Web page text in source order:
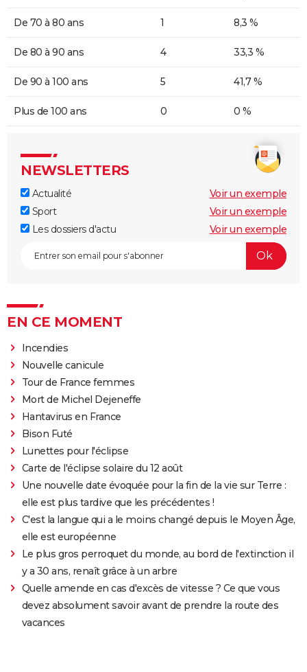
De 70 à 80 ans 1 8,3 %
De 80 à 90 ans 4 33,3 %
De 90 à 100 ans 5 41,7 %
Plus de 100 ans 0 0 %
NEWSLETTERS
Actualité
Voir un exemple
Sport
Voir un exemple
Les dossiers d'actu
Voir un exemple
EN CE MOMENT
Incendies
Nouvelle canicule
Tour de France femmes
Mort de Michel Dejeneffe
Hantavirus en France
Bison Futé
Lunettes pour l'éclipse
Carte de l'éclipse solaire du 12 août
Une nouvelle date évoquée pour la fin de la vie sur Terre :
elle est plus tardive que les précédentes !
C'est la langue qui a le moins changé depuis le Moyen Âge,
elle est européenne
Le plus gros perroquet du monde, au bord de l'extinction il
y a 30 ans, renaît grâce à un arbre
Quelle amende en cas d'excès de vitesse ? Ce que vous
devez absolument savoir avant de prendre la route des
vacances